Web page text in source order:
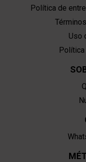
Política de
Uso